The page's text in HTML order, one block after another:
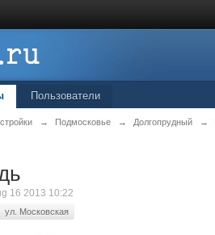
Пользователи
→ Подмосковье → Долгопрудный →
16 2013 10:22
ул. Московская